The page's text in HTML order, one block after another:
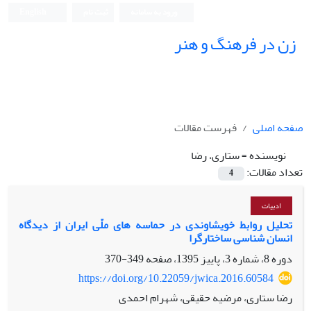
زن در فرهنگ و هنر
صفحه اصلی
فهرست مقالات
نویسنده =ستاری، رضا
تعداد مقالات:
4
ادبیات
تحلیل روابط خویشاوندی در حماسه های ملّی ایران از دیدگاه
انسان شناسی ساختارگرا
دوره 8، شماره 3، پاییز 1395، صفحه
349-370
https://doi.org/10.22059/jwica.2016.60584
رضا ستاری، مرضیه حقیقی، شهرام احمدی